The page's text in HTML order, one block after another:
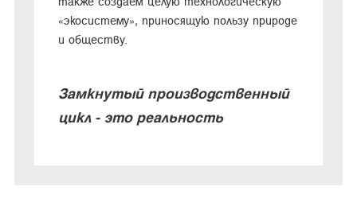
«экосистему», приносящую пользу природе
и обществу.
Замкнутый производственный
цикл - это реальность